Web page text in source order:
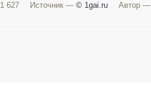
1 627 Источник — © 1gai.ru Автор —